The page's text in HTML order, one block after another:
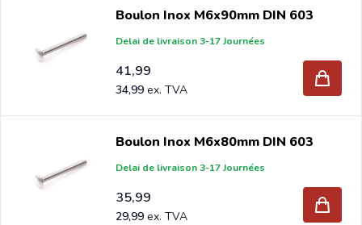
Boulon Inox M6x90mm DIN 603
Delai de livraison 3-17 Journées
41,99
34,99
Boulon Inox M6x80mm DIN 603
Delai de livraison 3-17 Journées
35,99
29,99